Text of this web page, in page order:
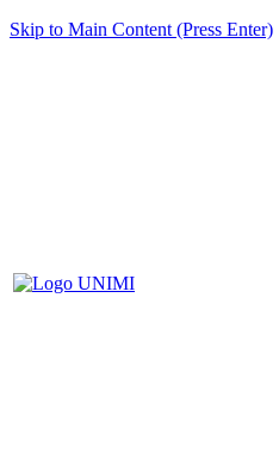
Skip to Main Content (Press Enter)